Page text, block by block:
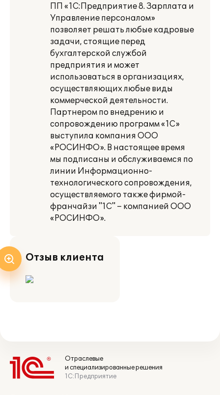
ПП «1С:Предприятие 8. Зарплата и
Управление персоналом»
позволяет решать любые кадровые
задачи, стоящие перед
бухгалтерской службой
предприятия и может
использоваться в организациях,
осуществляющих любые виды
коммерческой деятельности.
Партнером по внедрению и
сопровождению программ «1С»
выступила компания ООО
«РОСИНФО». В настоящее время
мы подписаны и обслуживаемся по
линии Информационно-
технологического сопровождения,
осуществляемого также фирмой-
франчайзи "1С" – компанией ООО
«РОСИНФО».
Отзыв клиента
Отраслевые
и специализированные решения
1С:Предприятие